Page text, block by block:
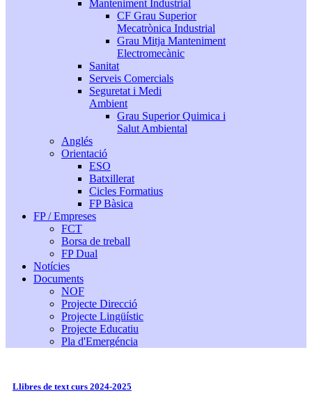
Manteniment Industrial
CF Grau Superior
Mecatrònica Industrial
Grau Mitja Manteniment
Electromecànic
Sanitat
Serveis Comercials
Seguretat i Medi
Ambient
Grau Superior Quimica i
Salut Ambiental
Anglés
Orientació
ESO
Batxillerat
Cicles Formatius
FP Bàsica
FP / Empreses
FCT
Borsa de treball
FP Dual
Notícies
Documents
NOF
Projecte Direcció
Projecte Lingüístic
Projecte Educatiu
Pla d'Emergéncia
Llibres de text curs 2024-2025